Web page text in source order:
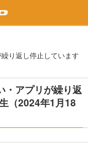
り返し停止しています
・アプリが繰り返
（2024年1月18